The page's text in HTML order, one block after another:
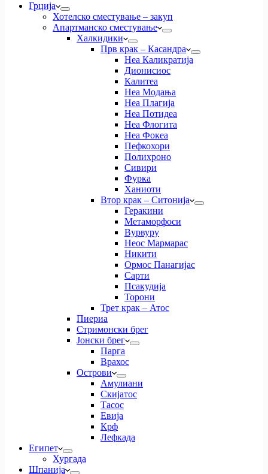
Грција
Хотелско сместување – закуп
Апартманско сместување
Халкидики
Прв крак – Касандра
Неа Каликратија
Дионисиос
Калитеа
Неа Модања
Неа Плагија
Неа Потидеа
Неа Флогита
Неа Фокеа
Пефкохори
Полихроно
Сивири
Фурка
Ханиоти
Втор крак – Ситонија
Геракини
Метаморфоси
Вурвуру
Неос Мармарас
Никити
Ормос Панагијас
Сарти
Псакудија
Торони
Трет крак – Атос
Пиериа
Стримонски брег
Јонски брег
Парга
Врахос
Острови
Амулиани
Скијатос
Тасос
Евија
Крф
Лефкада
Египет
Хургада
Шпанија